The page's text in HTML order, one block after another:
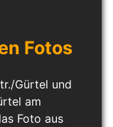
Fotos
Gürtel und
am
Foto aus